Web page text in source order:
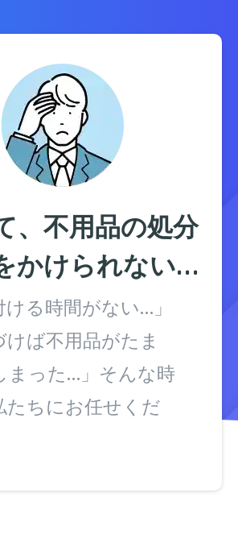
、不用品の処分
かけられない…
ける時間がない…」
けば不用品がたま
まった…」そんな時
たちにお任せくだ